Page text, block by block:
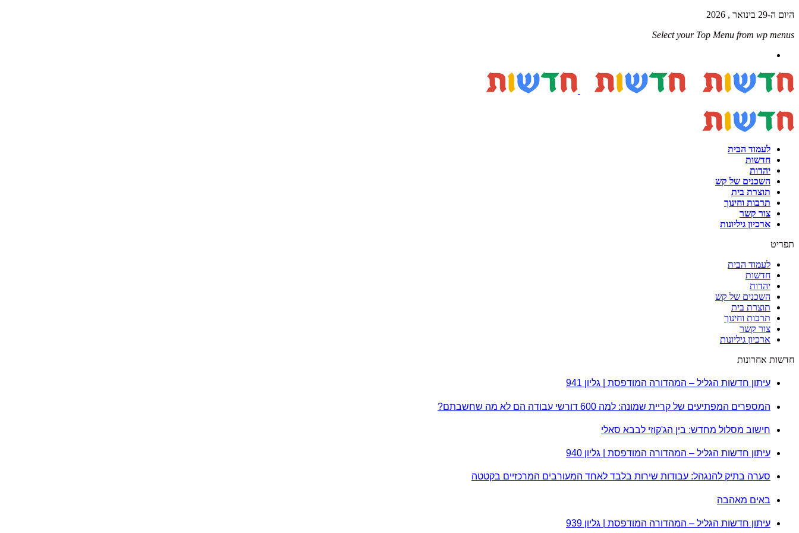
היום ה-29 בינואר , 2026
Select your Top Menu from wp menus
לעמוד הבית
חדשות
יהדות
השכנים של קש
תוצרת בית
תרבות וחינוך
צור קשר
ארכיון גיליונות
תפריט
לעמוד הבית
חדשות
יהדות
השכנים של קש
תוצרת בית
תרבות וחינוך
צור קשר
ארכיון גיליונות
חדשות אחרונות
עיתון חדשות הגליל – המהדורה המודפסת | גליון 941
המספרים המפתיעים של קריית שמונה: למה 600 דורשי עבודה הם לא מה שחשבתם?
חישוב מסלול מחדש: בין הג'קוזי לבבא סאלי
עיתון חדשות הגליל – המהדורה המודפסת | גליון 940
סערה בתיק להנגהל: עבודות שירות בלבד לאחד המעורבים המרכזיים בקטטה
באים מאהבה
עיתון חדשות הגליל – המהדורה המודפסת | גליון 939